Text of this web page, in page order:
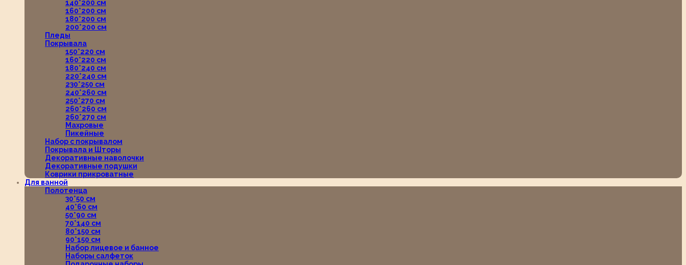
140*200 см
160*200 см
180*200 см
200*200 см
Пледы
Покрывала
150*220 см
160*220 см
180*240 см
220*240 см
230*250 см
240*260 см
250*270 см
260*260 см
260*270 см
Махровые
Пикейные
Набор с покрывалом
Покрывала и Шторы
Декоративные наволочки
Декоративные подушки
Коврики прикроватные
Для ванной
Полотенца
30*50 см
40*60 см
50*90 см
70*140 см
80*150 см
90*150 см
Набор лицевое и банное
Наборы салфеток